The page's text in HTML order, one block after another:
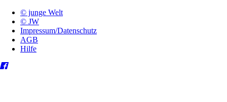
© junge Welt
© JW
Impressum/Datenschutz
AGB
Hilfe